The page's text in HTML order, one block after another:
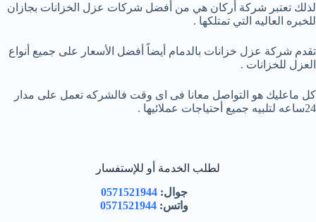
لذلك تعتبر شركة أركان هي من أفضل شركات عزل الخزانات بجازان
للخبره العاليه التي تمتلكها .
تقدم شركة عزل خزانات بالدمام أيضاً أفضل الأسعار على جميع أنواع
العزل للخزانات .
كل ماعليك هو التواصل معانا فى اى وقت فالشركه تعمل على مدار
24ساعه لتلبيه جميع أحتياجات عملائيها .
لطلب الخدمة أو للإستفسار
جوال:0571521944
واتس:0571521944